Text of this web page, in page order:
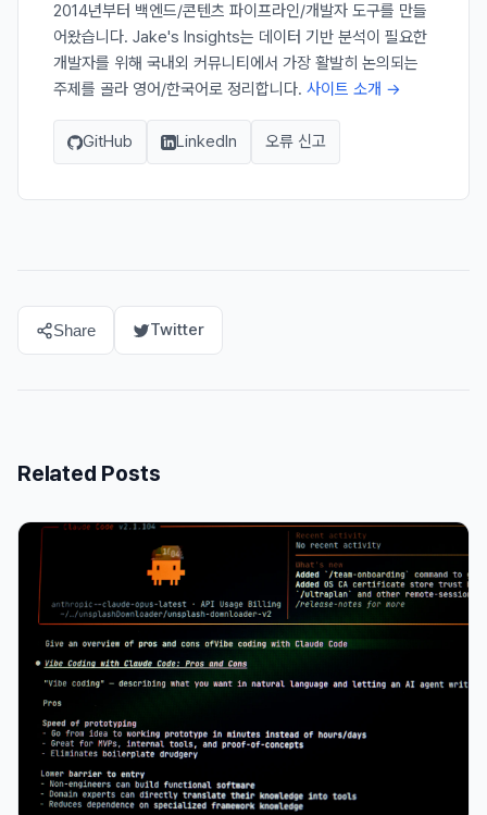
2014년부터 백엔드/콘텐츠 파이프라인/개발자 도구를 만들
어왔습니다. Jake's Insights는 데이터 기반 분석이 필요한
개발자를 위해 국내외 커뮤니티에서 가장 활발히 논의되는
주제를 골라 영어/한국어로 정리합니다. 사이트 소개 →
GitHub LinkedIn 오류 신고
Share Twitter
Related Posts